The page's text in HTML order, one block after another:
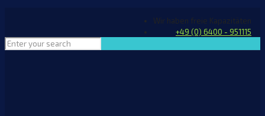
Wir haben freie Kapazitäten
+49 (0) 6400 - 951115